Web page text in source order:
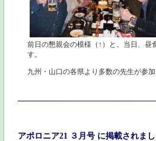
前日の懇親会の模様（↑）と、当日、
す。
九州・山口の各県より多数の先生が参
アポロニア21 ３月号 に掲載されま